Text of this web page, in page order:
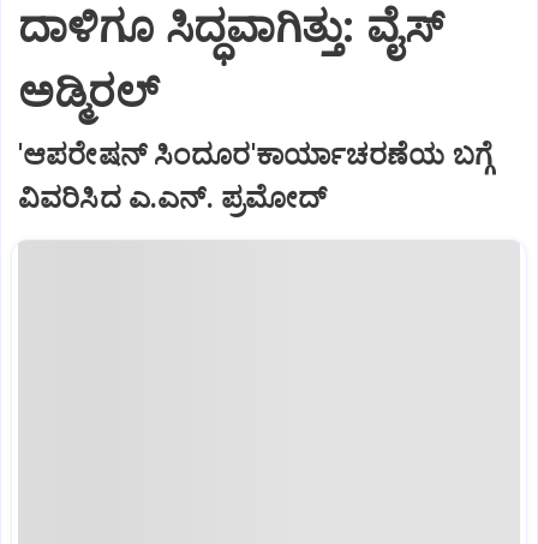
ದಾಳಿಗೂ ಸಿದ್ಧವಾಗಿತ್ತು: ವೈಸ್‌
ಅಡ್ಮಿರಲ್‌
'ಆಪರೇಷನ್‌ ಸಿಂದೂರ'ಕಾರ್ಯಾಚರಣೆಯ ಬಗ್ಗೆ
ವಿವರಿಸಿದ ಎ.ಎನ್‌. ಪ್ರಮೋದ್‌